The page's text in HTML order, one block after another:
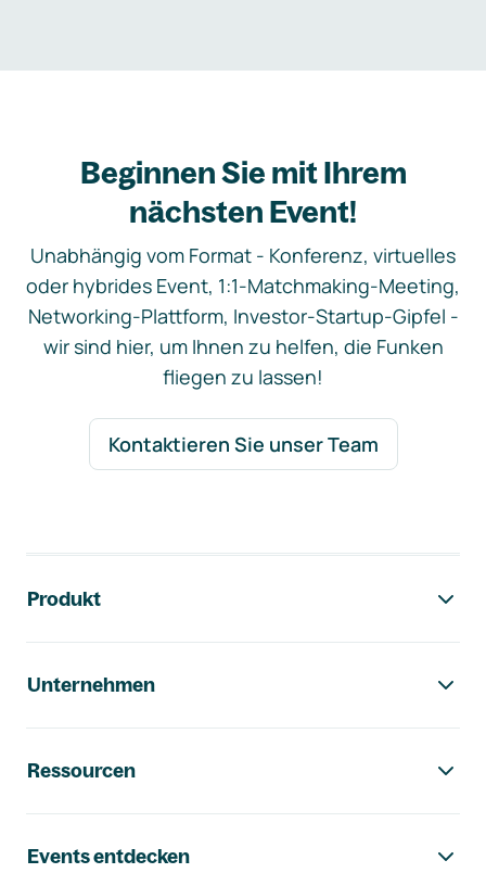
Beginnen Sie mit Ihrem
nächsten Event!
Unabhängig vom Format - Konferenz, virtuelles
oder hybrides Event, 1:1-Matchmaking-Meeting,
Networking-Plattform, Investor-Startup-Gipfel -
wir sind hier, um Ihnen zu helfen, die Funken
fliegen zu lassen!
Kontaktieren Sie unser Team
Produkt
Unternehmen
Ressourcen
Events entdecken